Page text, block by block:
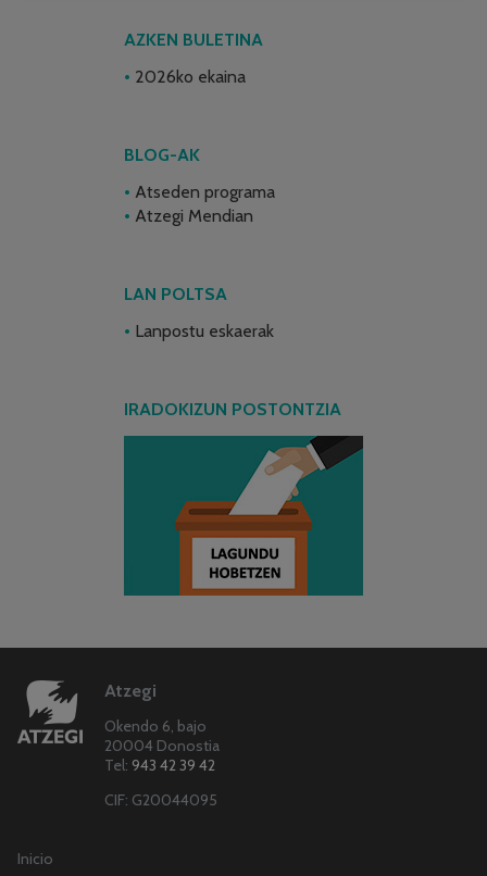
AZKEN BULETINA
2026ko ekaina
BLOG-AK
Atseden programa
Atzegi Mendian
LAN POLTSA
Lanpostu eskaerak
IRADOKIZUN POSTONTZIA
Atzegi
Okendo 6, bajo
20004 Donostia
Tel: 943 42 39 42
CIF: G20044095
Inicio